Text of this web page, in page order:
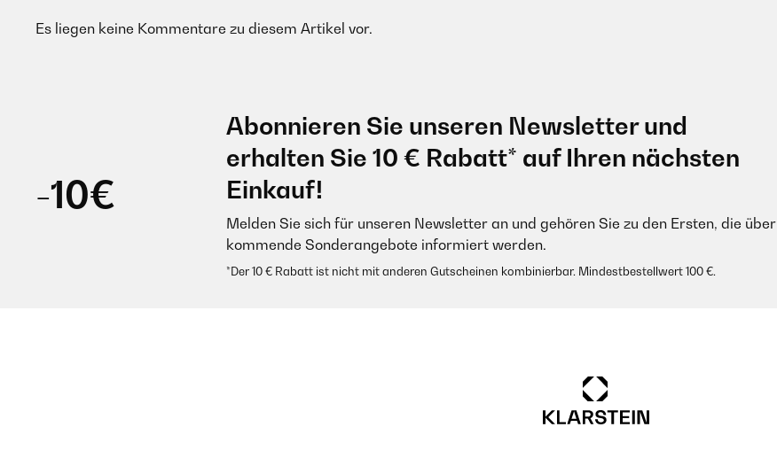
Es liegen keine Kommentare zu diesem Artikel vor.
-10€
Abonnieren Sie unseren Newsletter und
erhalten Sie 10 € Rabatt* auf Ihren nächsten
Einkauf!
Melden Sie sich für unseren Newsletter an und gehören Sie zu den Ersten, die über
kommende Sonderangebote informiert werden.
*Der 10 € Rabatt ist nicht mit anderen Gutscheinen kombinierbar. Mindestbestellwert 100 €.